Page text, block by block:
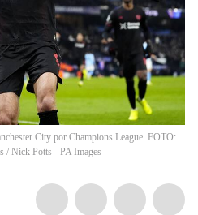
City por Champions League. FOTO:
/ Nick Potts - PA Images